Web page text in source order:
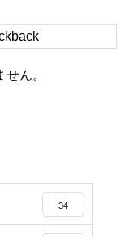
ん。
34